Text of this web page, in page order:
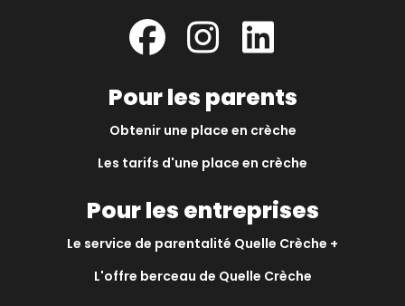
Pour les parents
Obtenir une place en crèche
Les tarifs d'une place en crèche
Pour les entreprises
Le service de parentalité Quelle Crèche +
L'offre berceau de Quelle Crèche